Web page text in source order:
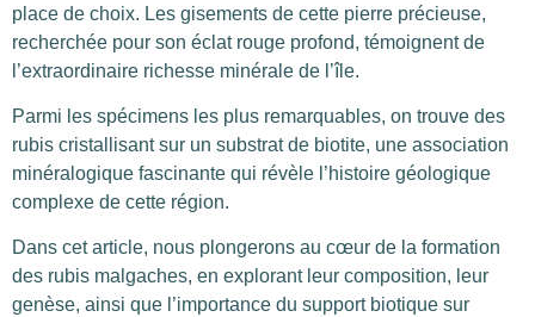
place de choix. Les gisements de cette pierre précieuse,
recherchée pour son éclat rouge profond, témoignent de
l’extraordinaire richesse minérale de l’île.
Parmi les spécimens les plus remarquables, on trouve des
rubis cristallisant sur un substrat de biotite, une association
minéralogique fascinante qui révèle l’histoire géologique
complexe de cette région.
Dans cet article, nous plongerons au cœur de la formation
des rubis malgaches, en explorant leur composition, leur
genèse, ainsi que l’importance du support biotique sur